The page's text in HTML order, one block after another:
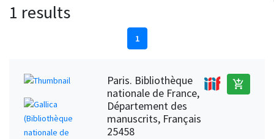
1 results
1
Paris. Bibliothèque
nationale de France,
Département des
manuscrits, Français
25458
add_shopping_cart